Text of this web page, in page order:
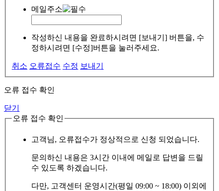
메일주소
작성하신 내용을 완료하시려면 [보내기] 버튼을, 수
정하시려면 [수정]버튼을 눌러주세요.
취소 오류접수 수정 보내기
오류 접수 확인
닫기
오류 접수 확인
고객님, 오류접수가 정상적으로 신청 되었습니다.
문의하신 내용은 3시간 이내에 메일로 답변을 드릴
수 있도록 하겠습니다.
다만, 고객센터 운영시간(평일 09:00 ~ 18:00) 이외에